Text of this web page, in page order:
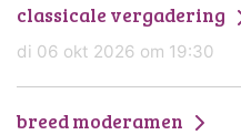
classicale vergadering
di 06 okt 2026 om 19:30
breed moderamen